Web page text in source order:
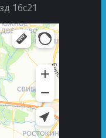
16с21